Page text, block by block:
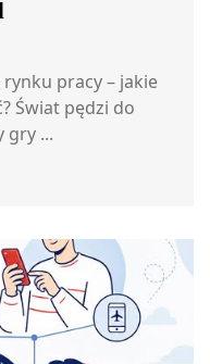
pracy – jakie
Świat pędzi do
gry ...